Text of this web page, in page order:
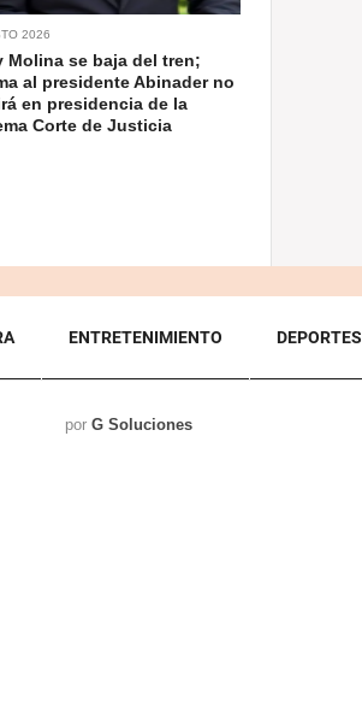
2026
Molina se baja del tren;
al presidente Abinader no
en presidencia de la
Corte de Justicia
ENTRETENIMIENTO DEPORTES
por G Soluciones